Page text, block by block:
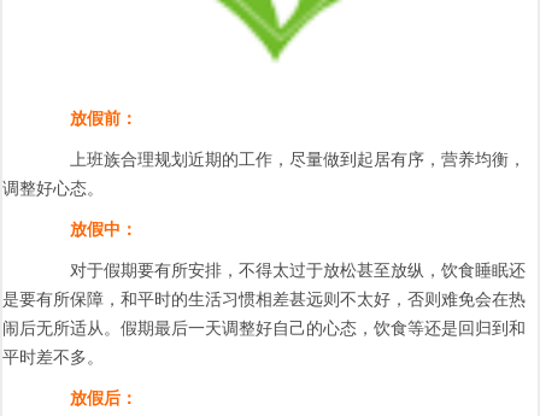
放假前：
上班族合理规划近期的工作，尽量做到起居有序，营养均衡，
调整好心态。
放假中：
对于假期要有所安排，不得太过于放松甚至放纵，饮食睡眠还
是要有所保障，和平时的生活习惯相差甚远则不太好，否则难免会在热
闹后无所适从。假期最后一天调整好自己的心态，饮食等还是回归到和
平时差不多。
放假后：